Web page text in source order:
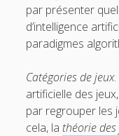
t
e
l
par présenter
d’intelligence
paradigmes
Catégories de jeux
artificielle des
par regrouper les
cela, la théorie